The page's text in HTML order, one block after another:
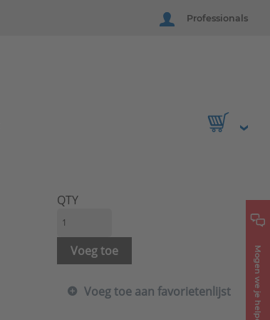
Professionals
Mogen we je helpen?
QTY
Voeg toe
Voeg toe aan favorietenlijst